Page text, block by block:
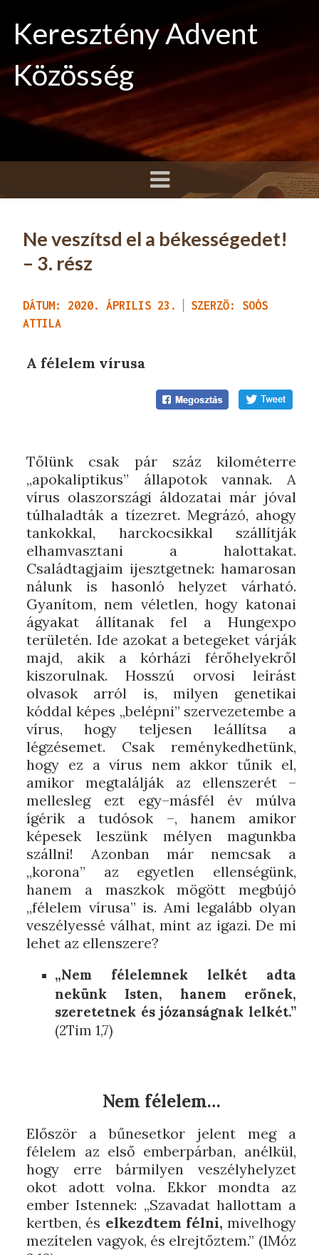
Keresztény Advent
Közösség
Ne veszítsd el a békességedet!
– 3. rész
DÁTUM: 2020. ÁPRILIS 23.
SZERZŐ: SOÓS
ATTILA
A félelem vírusa
Tőlünk csak pár száz kilométerre
„apokaliptikus” állapotok vannak. A
vírus olaszországi áldozatai már jóval
túlhaladták a tízezret. Megrázó, ahogy
tankokkal, harckocsikkal szállítják
elhamvasztani a halottakat.
Családtagjaim ijesztgetnek: hamarosan
nálunk is hasonló helyzet várható.
Gyanítom, nem véletlen, hogy katonai
ágyakat állítanak fel a Hungexpo
területén. Ide azokat a betegeket várják
majd, akik a kórházi férőhelyekről
kiszorulnak. Hosszú orvosi leírást
olvasok arról is, milyen genetikai
kóddal képes „belépni” szervezetembe a
vírus, hogy teljesen leállítsa a
légzésemet. Csak reménykedhetünk,
hogy ez a vírus nem akkor tűnik el,
amikor megtalálják az ellenszerét –
mellesleg ezt egy–másfél év múlva
ígérik a tudósok –, hanem amikor
képesek leszünk mélyen magunkba
szállni! Azonban már nemcsak a
„korona” az egyetlen ellenségünk,
hanem a maszkok mögött megbújó
„félelem vírusa” is. Ami legalább olyan
veszélyessé válhat, mint az igazi. De mi
lehet az ellenszere?
„Nem félelemnek lelkét adta
nekünk Isten, hanem erőnek,
szeretetnek és józanságnak lelkét.”
(2Tim 1,7)
Nem félelem…
Először a bűnesetkor jelent meg a
félelem az első emberpárban, anélkül,
hogy erre bármilyen veszélyhelyzet
okot adott volna. Ekkor mondta az
ember Istennek: „Szavadat hallottam a
kertben, és elkezdtem félni, mivelhogy
mezítelen vagyok, és elrejtőztem.” (1Móz